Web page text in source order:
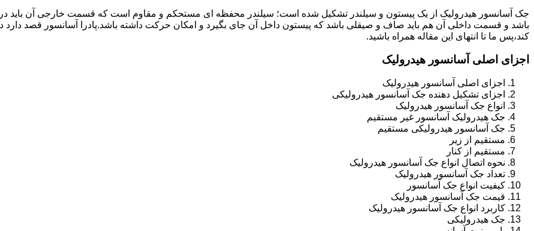
جک آسانسور هیدرولیک از یک پیستون و سیلندر تشکیل شده است؛ سیلندر محفظه ای مستحکم و مقاوم است که قسمت خارجی آن باید
باشد و قسمت داخلی آن هم باید صاف و صیقلی باشد که پیستون داخل آن جای بگیرد و امکان حرکت داشته باشد.پادرا آسانسور قصد
کند،پس ما تا انتهای این مقاله همراه باشید.
اجزای اصلی آسانسور هیدرولیک
اجزای اصلی آسانسور هیدرولیک
اجزای تشکیل دهنده جک آسانسور هیدرولیکی
انواع جک آسانسور هیدرولیک
جک هیدرولیک آسانسور غیر مستقیم
جک آسانسور هیدرولیکی مستقیم
مستقیم از زیر
مستقیم از کنار
نحوه اتصال انواع جک آسانسور هیدرولیک
تعداد جک آسانسور هیدرولیک
کیفیت انواع جک آسانسور
قیمت جک آسانسور هیدرولیک
کاربرد انواع جک آسانسور هیدرولیک
جک هیدرولیکی